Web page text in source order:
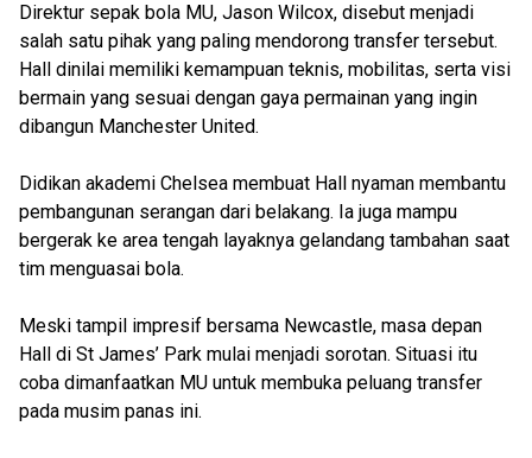
Direktur sepak bola MU, Jason Wilcox, disebut menjadi
salah satu pihak yang paling mendorong transfer tersebut.
Hall dinilai memiliki kemampuan teknis, mobilitas, serta visi
bermain yang sesuai dengan gaya permainan yang ingin
dibangun Manchester United.
Didikan akademi Chelsea membuat Hall nyaman membantu
pembangunan serangan dari belakang. Ia juga mampu
bergerak ke area tengah layaknya gelandang tambahan saat
tim menguasai bola.
Meski tampil impresif bersama Newcastle, masa depan
Hall di St James’ Park mulai menjadi sorotan. Situasi itu
coba dimanfaatkan MU untuk membuka peluang transfer
pada musim panas ini.